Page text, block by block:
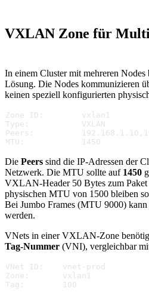
VXLAN Zone für
In einem Cluster mit mehreren
Lösung. Die Nodes kommunizieren
keinen speziell konfigurierten
Zone ID:        vxlan1
Type:           VXLAN
Peers:
MTU:            1450
Die Peers sind die IP-Adressen der
Netzwerk. Die MTU sollte auf 1450
VXLAN-Header 50 Bytes zum
physischen MTU von 1500 bleiben
Bei Jumbo Frames (MTU 9000)
werden.
VNets in einer VXLAN-Zone
Tag-Nummer (VNI), vergleichbar
VNet ID:    vnet-prod
Zone:       vxlan1
Tag:        100